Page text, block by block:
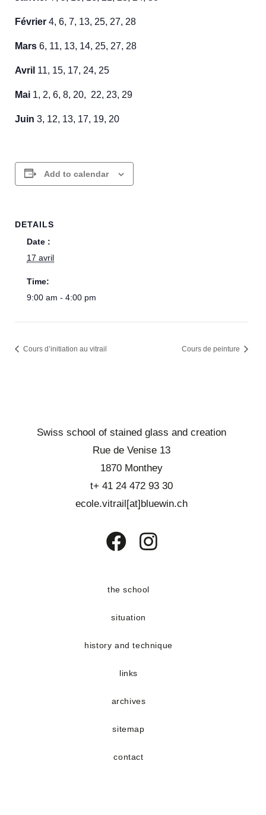
Février 4, 6, 7, 13, 25, 27, 28
Mars 6, 11, 13, 14, 25, 27, 28
Avril 11, 15, 17, 24, 25
Mai 1, 2, 6, 8, 20, 22, 23, 29
Juin 3, 12, 13, 17, 19, 20
Add to calendar
DETAILS
Date :
17 avril
Time:
9:00 am - 4:00 pm
Cours d’initiation au vitrail Cours de peinture
Swiss school of stained glass and creation
Rue de Venise 13
1870 Monthey
t+ 41 24 472 93 30
ecole.vitrail[at]bluewin.ch
a
tab
a
the school
situation
history and technique
links
archives
sitemap
contact